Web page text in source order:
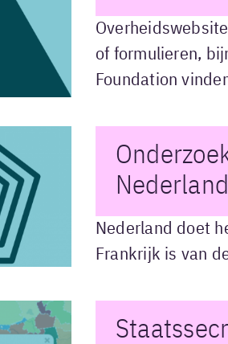
of formulieren,
Foundation
Nederland doet
Frankrijk is van